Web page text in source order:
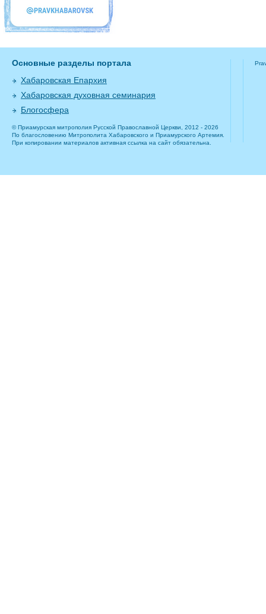
Основные разделы портала
Хабаровская Епархия
Хабаровская духовная семинария
Блогосфера
© Приамурская митрополия Русской Православной Церкви, 2012 - 2026
По благословению Митрополита Хабаровского и Приамурского Артемия.
При копировании материалов активная ссылка на сайт обязательна.